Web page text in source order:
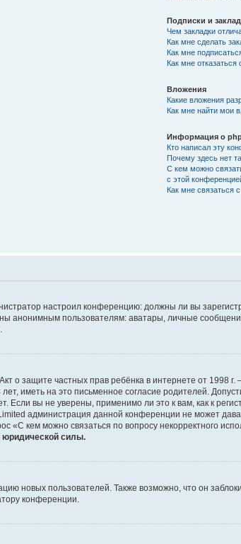
Подписки и
Чем закладки
Как мне сделать
Как мне
Как мне отказаться
Вложения
Какие вложения
Как мне найти мои
Информация о
Кто написал эту
Почему здесь нет
С кем можно
с этой
Как мне связаться
настроил конференцию: должны ли вы
анонимным пользователям: аватары, личные
о защите частных прав ребёнка в интернете от
иметь на это письменное согласие родителей.
вы не уверены, применимо ли это к вам, как к
администрация данной конференции не может
«С кем можно связаться по вопросу некорректного
юридической силы.
новых пользователей. Также возможно, что он
конференции.